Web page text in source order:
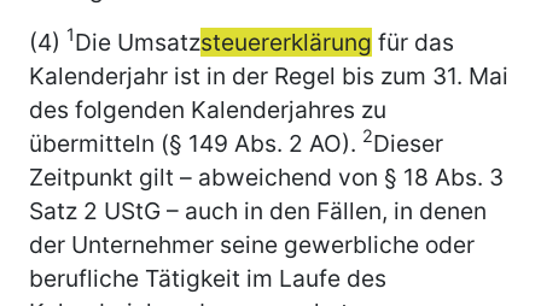
(4) 1Die Umsatzsteuererklärung für das
Kalenderjahr ist in der Regel bis zum 31. Mai
des folgenden Kalenderjahres zu
übermitteln (§ 149 Abs. 2 AO). 2Dieser
Zeitpunkt gilt – abweichend von § 18 Abs. 3
Satz 2 UStG – auch in den Fällen, in denen
der Unternehmer seine gewerbliche oder
berufliche Tätigkeit im Laufe des